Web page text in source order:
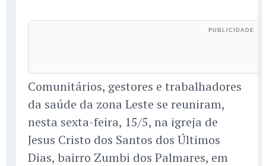
Comunitários, gestores e trabalhadores
da saúde da zona Leste se reuniram,
nesta sexta-feira, 15/5, na igreja de
Jesus Cristo dos Santos dos Últimos
Dias, bairro Zumbi dos Palmares, em